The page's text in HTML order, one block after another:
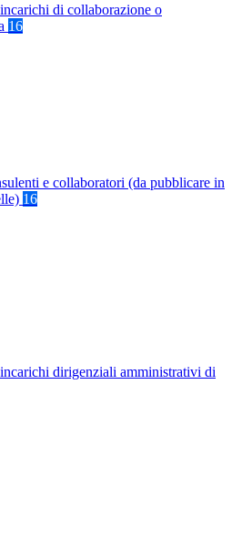
di collaborazione o
16
e collaboratori (da pubblicare in
16
dirigenziali amministrativi di